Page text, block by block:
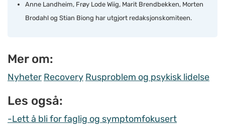
Anne Landheim, Frøy Lode Wiig, Marit Brendbekken, Morten
Brodahl og Stian Biong har utgjort redaksjonskomiteen.
Mer om:
Nyheter Recovery Rusproblem og psykisk lidelse
Les også:
-Lett å bli for faglig og symptomfokusert